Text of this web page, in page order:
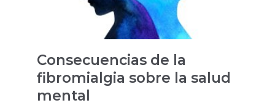
Consecuencias de la
fibromialgia sobre la salud
mental